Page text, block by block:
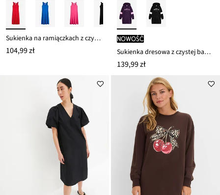
Sukienka na ramiączkach z czystej bawełny organicznej
104,99 zł
nowość
Sukienka dresowa z czystej bawełny organicznej
139,99 zł